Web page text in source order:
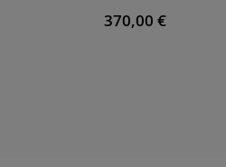
370,00 €